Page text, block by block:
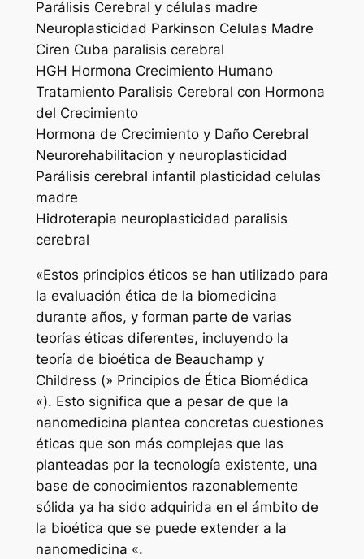
Parálisis Cerebral y células madre
Neuroplasticidad Parkinson Celulas Madre
Ciren Cuba paralisis cerebral
HGH Hormona Crecimiento Humano
Tratamiento Paralisis Cerebral con Hormona
del Crecimiento
Hormona de Crecimiento y Daño Cerebral
Neurorehabilitacion y neuroplasticidad
Parálisis cerebral infantil plasticidad celulas
madre
Hidroterapia neuroplasticidad paralisis
cerebral
«Estos principios éticos se han utilizado para
la evaluación ética de la biomedicina
durante años, y forman parte de varias
teorías éticas diferentes, incluyendo la
teoría de bioética de Beauchamp y
Childress (» Principios de Ética Biomédica
«). Esto significa que a pesar de que la
nanomedicina plantea concretas cuestiones
éticas que son más complejas que las
planteadas por la tecnología existente, una
base de conocimientos razonablemente
sólida ya ha sido adquirida en el ámbito de
la bioética que se puede extender a la
nanomedicina «.